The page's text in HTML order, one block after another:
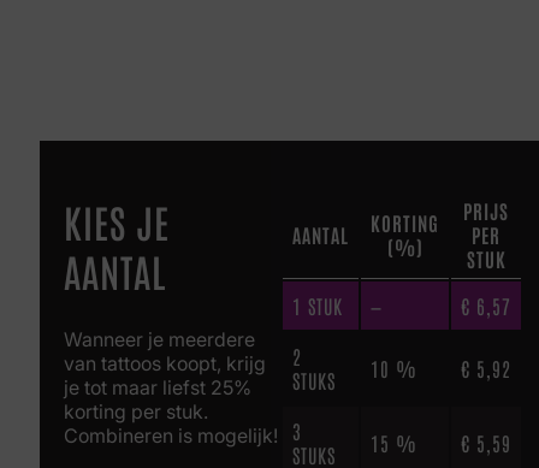
KIES JE
AANTAL
Wanneer je meerdere
van tattoos koopt, krijg
je tot maar liefst 25%
korting per stuk.
Combineren is mogelijk!
AANTAL
KORTING
(%)
PRIJS
PER
STUK
1 STUK — € 6,57
2
STUKS
10 % € 5,92
3
STUKS
15 % € 5,59